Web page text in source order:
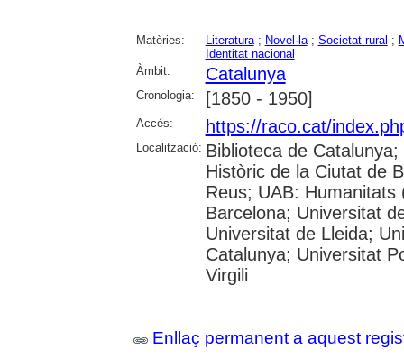
Matèries: Literatura; Novel·la; Societat rural ;
Identitat nacional
Àmbit:
Catalunya
Cronologia: [1850 - 1950]
Accés: https://raco.cat/
Localització: Biblioteca de
Històric de la Ciutat de
Reus; UAB:
Barcelona; Universitat
Universitat de Lleida;
Catalunya; Universitat
Virgili
Enllaç permanent a aquest